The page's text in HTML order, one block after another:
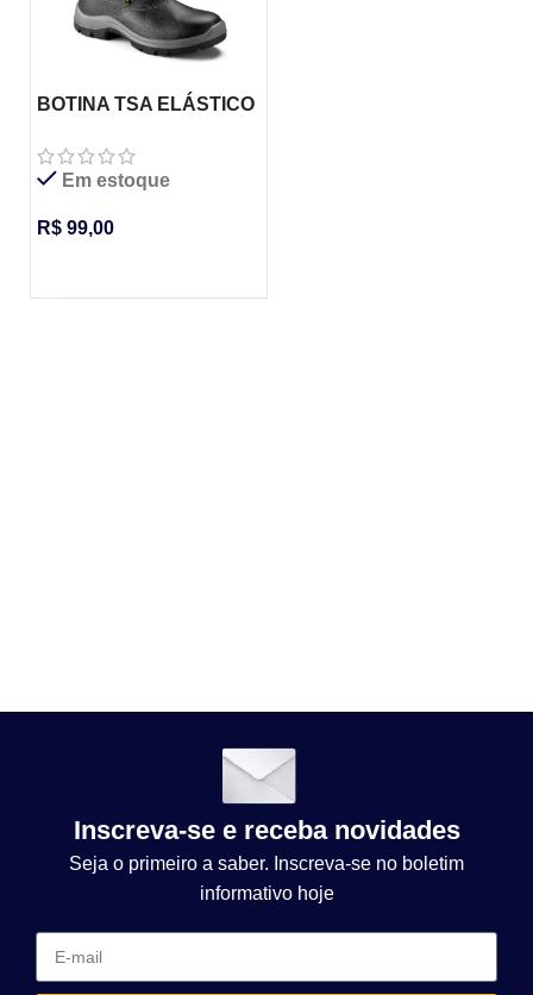
BOTINA TSA ELÁSTICO
44696
Em estoque
R$ 99,00
Inscreva-se e receba novidades
Seja o primeiro a saber. Inscreva-se no boletim
informativo hoje